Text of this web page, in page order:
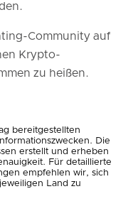
Community auf
Krypto-
zu heißen.
bereitgestellten
Die
erstellt und erheben
Für detaillierte
empfehlen wir, sich
Land zu